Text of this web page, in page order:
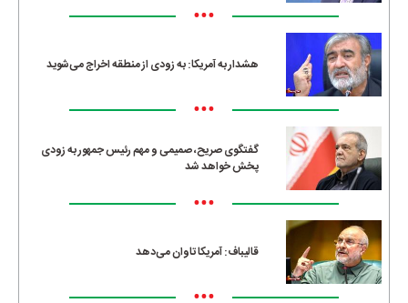
•••
هشدار به آمریکا: به زودی از منطقه اخراج می‌شوید
•••
گفتگوی صریح، صمیمی و مهم رئیس جمهور به زودی
پخش خواهد شد
•••
قالیباف: آمریکا تاوان می‌دهد